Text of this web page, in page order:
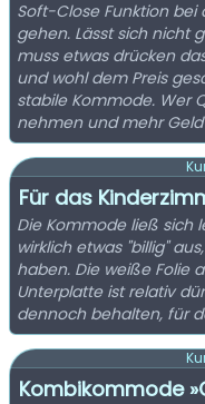
Soft-Close Funktion
gehen. Lässt sich nicht
muss etwas drücken
und wohl dem Preis
stabile Kommode. Wer
nehmen und mehr
Für das
Die Kommode ließ sich
wirklich etwas "billig"
haben. Die weiße Folie
Unterplatte ist relativ
dennoch behalten, für
Kombikommode